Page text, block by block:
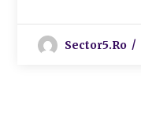
Sector5.ro